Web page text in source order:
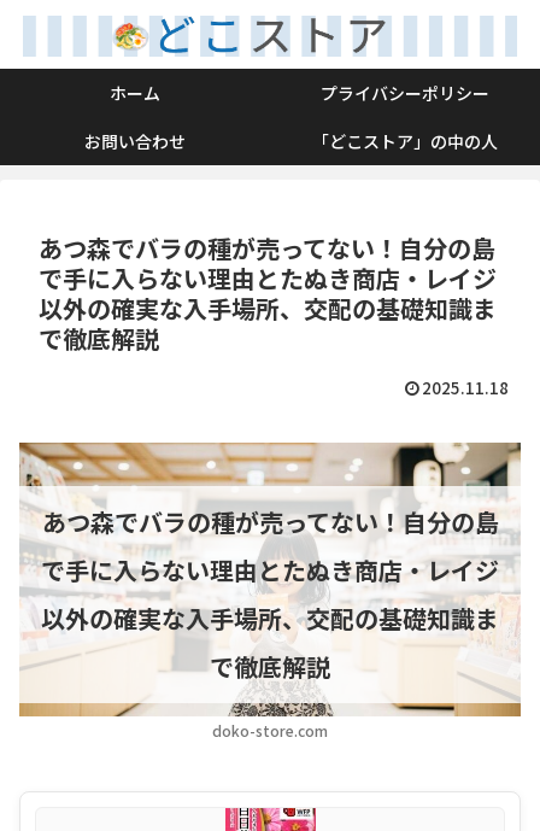
ホーム
プライバシーポリシー
お問い合わせ
「どこストア」の中の人
あつ森でバラの種が売ってない！自分の島
で手に入らない理由とたぬき商店・レイジ
以外の確実な入手場所、交配の基礎知識ま
で徹底解説
2025.11.18
doko-store.com
あつ森でバラの種が売ってない！自分の島
で手に入らない理由とたぬき商店・レイジ
以外の確実な入手場所、交配の基礎知識ま
で徹底解説